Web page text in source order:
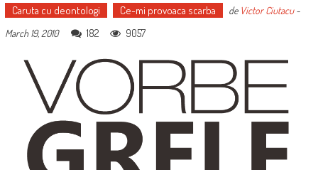
Caruta cu deontologi Ce-mi provoaca scarba de Victor Ciutacu-
March 19, 2010
182 9057